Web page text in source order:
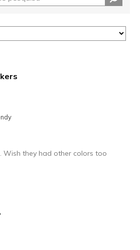
Wish they had other colors too